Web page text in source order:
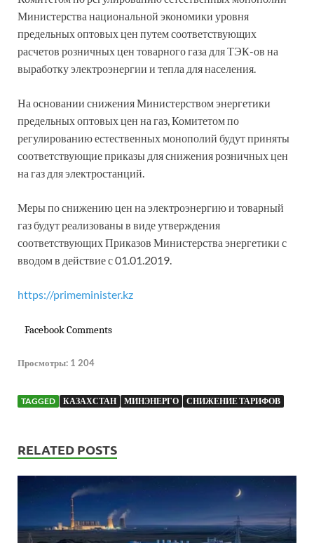
Министерства национальной экономики уровня
предельных оптовых цен путем соответствующих
расчетов розничных цен товарного газа для ТЭК-ов на
выработку электроэнергии и тепла для населения.
На основании снижения Министерством энергетики
предельных оптовых цен на газ, Комитетом по
регулированию естественных монополий будут приняты
соответствующие приказы для снижения розничных цен
на газ для электростанций.
Меры по снижению цен на электроэнергию и товарный
газ будут реализованы в виде утверждения
соответствующих Приказов Министерства энергетики с
вводом в действие с 01.01.2019.
https://primeminister.kz
Facebook Comments
Просмотры: 1 204
TAGGED КАЗАХСТАН МИНЭНЕРГО СНИЖЕНИЕ ТАРИФОВ
RELATED POSTS